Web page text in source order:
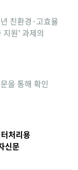
친환경·고효율
지원' 과제의
을 통해 확인
처리용
신문